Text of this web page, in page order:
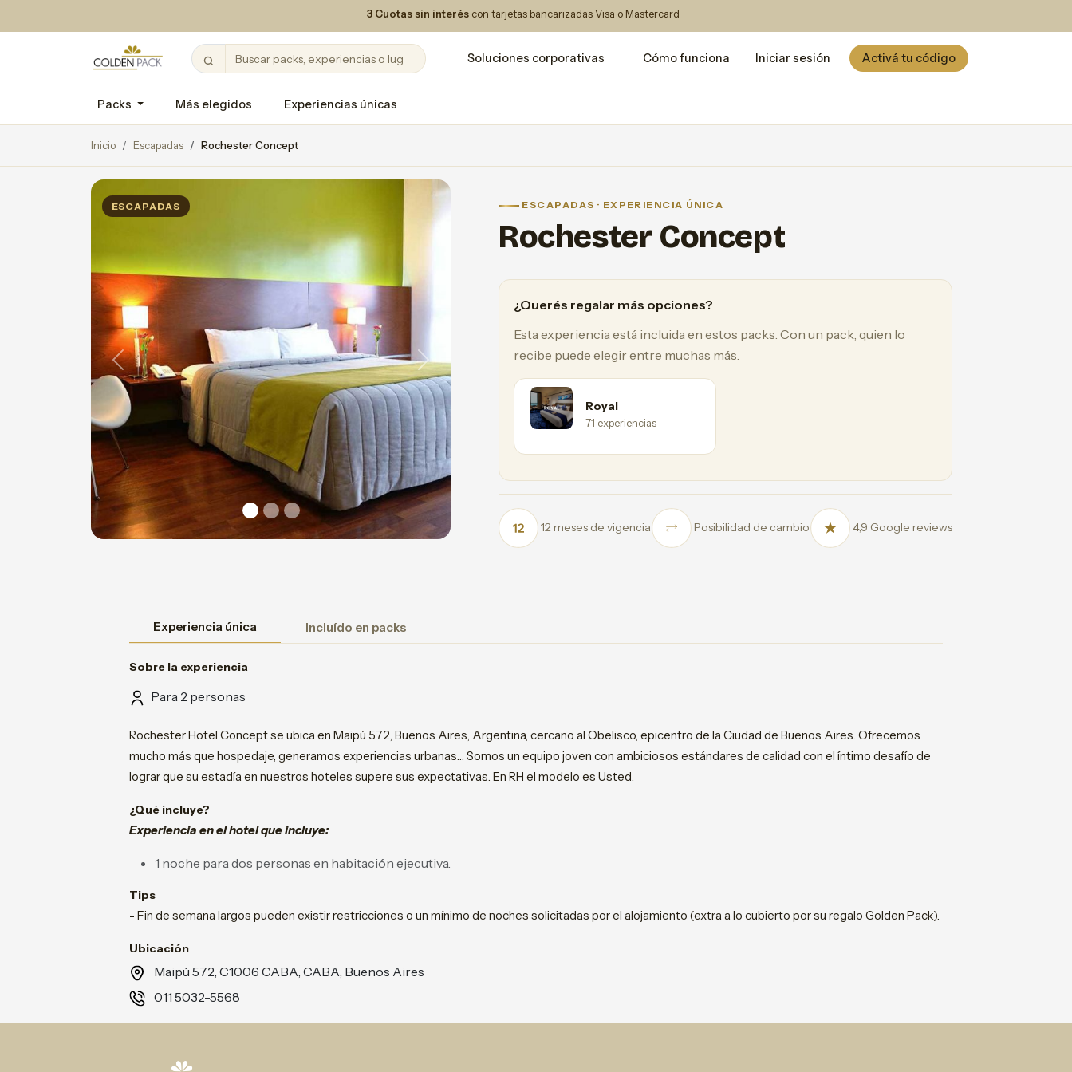
3 Cuotas sin interés con tarjetas bancarizadas Visa o Mastercard
Soluciones corporativas Cómo funciona Iniciar sesión Activá tu código
Packs Más elegidos Experiencias únicas
Inicio Escapadas Rochester Concept
ESCAPADAS
Previous Next
ESCAPADAS · EXPERIENCIA ÚNICA
Rochester Concept
¿Querés regalar más opciones?
Esta experiencia está incluida en estos packs. Con un pack, quien lo
recibe puede elegir entre muchas más.
Royal
71 experiencias
12 meses de vigencia Posibilidad de cambio 4,9 Google reviews
Experiencia única Incluído en packs
Sobre la experiencia
Para 2 personas
Rochester Hotel Concept se ubica en Maipú 572, Buenos Aires, Argentina, cercano al Obelisco, epicentro de la Ciudad de Buenos Aires. Ofrecemos
mucho más que hospedaje, generamos experiencias urbanas… Somos un equipo joven con ambiciosos estándares de calidad con el íntimo desafío de
lograr que su estadía en nuestros hoteles supere sus expectativas. En RH el modelo es Usted.
¿Qué incluye?
Experiencia en el hotel que incluye:
1 noche para dos personas en habitación ejecutiva.
Tips
- Fin de semana largos pueden existir restricciones o un mínimo de noches solicitadas por el alojamiento (extra a lo cubierto por su regalo Golden Pack).
Ubicación
Maipú 572, C1006 CABA, CABA, Buenos Aires
011 5032-5568